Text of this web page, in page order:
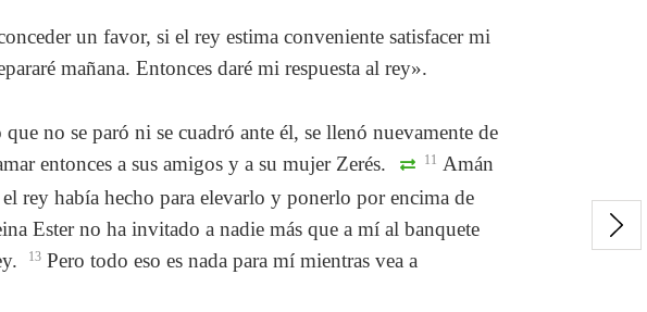
un favor, si el rey estima conveniente satisfacer mi
mañana. Entonces daré mi respuesta al rey».
no se paró ni se cuadró ante él, se llenó nuevamente de
entonces a sus amigos y a su mujer Zerés. 11 Amán
rey había hecho para elevarlo y ponerlo por encima de
Ester no ha invitado a nadie más que a mí al banquete
13 Pero todo eso es nada para mí mientras vea a